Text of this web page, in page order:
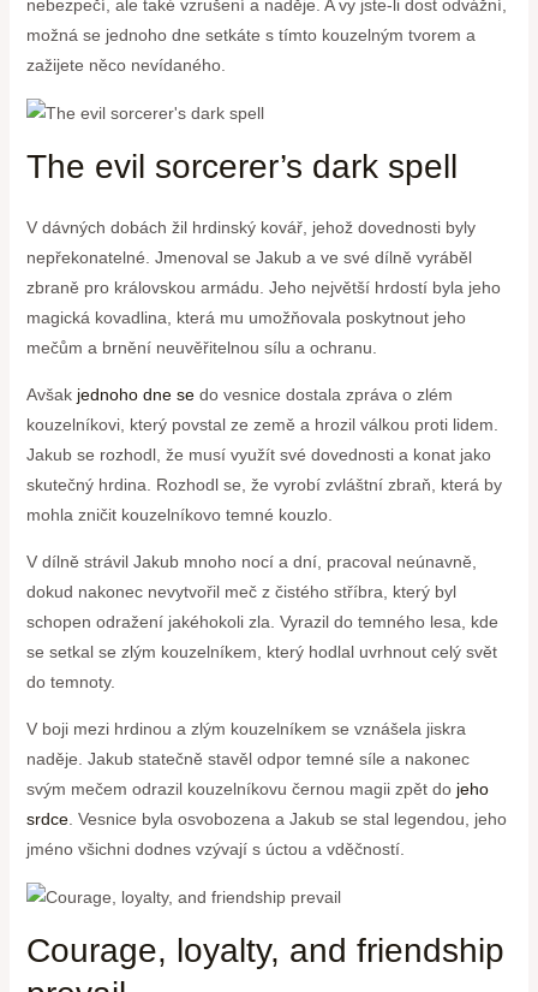
nebezpečí, ale také vzrušení a naděje. A vy jste-li dost odvážní,
možná se jednoho dne setkáte s tímto kouzelným tvorem a
zažijete něco nevídaného.
The evil sorcerer’s dark spell
V dávných dobách žil hrdinský kovář, jehož dovednosti byly
nepřekonatelné. Jmenoval se Jakub a ve své dílně vyráběl
zbraně pro královskou armádu. Jeho největší hrdostí byla jeho
magická kovadlina, která mu umožňovala poskytnout jeho
mečům a brnění neuvěřitelnou sílu a ochranu.
Avšak jednoho dne sedo vesnice dostala zpráva o zlém
kouzelníkovi, který povstal ze země a hrozil válkou proti lidem.
Jakub se rozhodl, že musí využít své dovednosti a konat jako
skutečný hrdina. Rozhodl se, že vyrobí zvláštní zbraň, která by
mohla zničit kouzelníkovo temné kouzlo.
V dílně strávil Jakub mnoho nocí a dní, pracoval neúnavně,
dokud nakonec nevytvořil meč z čistého stříbra, který byl
schopen odražení jakéhokoli zla. Vyrazil do temného lesa, kde
se setkal se zlým kouzelníkem, který hodlal uvrhnout celý svět
do temnoty.
V boji mezi hrdinou a zlým kouzelníkem se vznášela jiskra
naděje. Jakub statečně stavěl odpor temné síle a nakonec
svým mečem odrazil kouzelníkovu černou magii zpět do jeho
srdce. Vesnice byla osvobozena a Jakub se stal legendou, jeho
jméno všichni dodnes vzývají s úctou a vděčností.
Courage, loyalty, and friendship